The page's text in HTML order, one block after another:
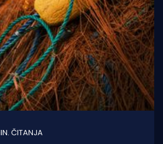
ČITANJA